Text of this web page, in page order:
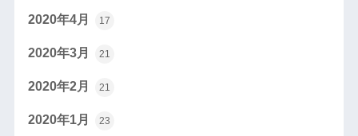
2020年4月 17
2020年3月 21
2020年2月 21
2020年1月 23